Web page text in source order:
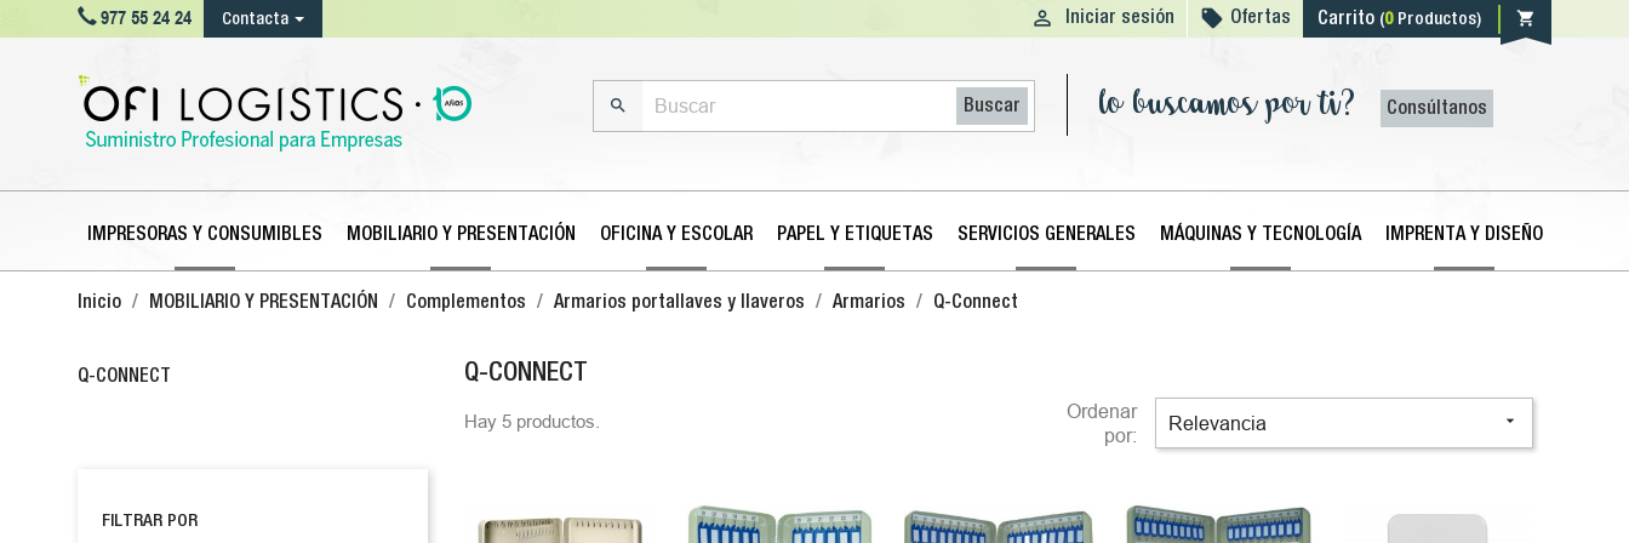
977 55 24 24 Contacta  Iniciar sesión  Ofertas Carrito (0Productos) shopping_cart
 Buscar lo buscamos por ti? Consúltanos
IMPRESORAS Y CONSUMIBLES MOBILIARIO Y PRESENTACIÓN OFICINA Y ESCOLAR PAPEL Y ETIQUETAS SERVICIOS GENERALES MÁQUINAS Y TECNOLOGÍA IMPRENTA Y DISEÑO
Inicio MOBILIARIO Y PRESENTACIÓN Complementos Armarios portallaves y llaveros Armarios Q-Connect
Q-CONNECT
FILTRAR POR
Q-CONNECT
Hay 5 productos.
Ordenar
por:
Relevancia 